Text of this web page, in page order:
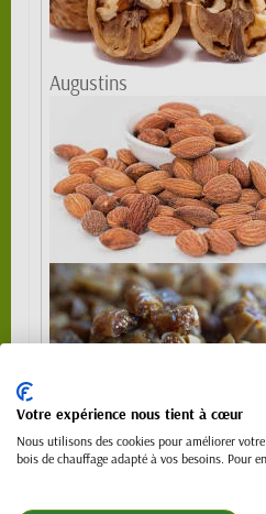
Augustins
Franciscains
Votre expérience nous tient à cœur
Nous utilisons des cookies pour améliorer
bois de chauffage adapté à vos besoins. Pour